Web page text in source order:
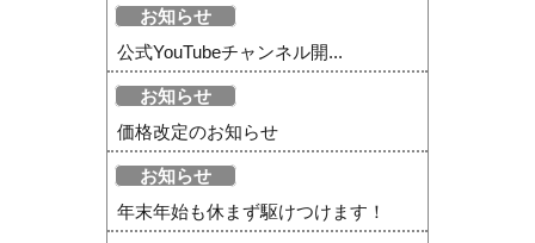
お知らせ
公式YouTubeチャンネル開...
お知らせ
価格改定のお知らせ
お知らせ
年末年始も休まず駆けつけます！